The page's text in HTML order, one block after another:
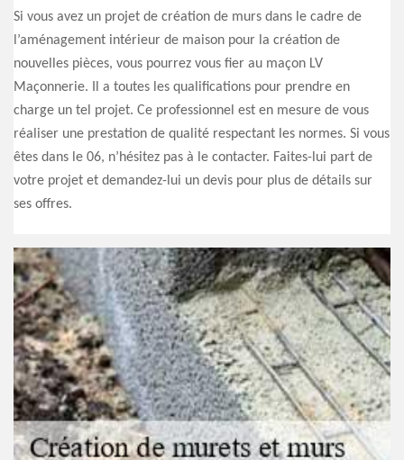
Si vous avez un projet de création de murs dans le cadre de
l’aménagement intérieur de maison pour la création de
nouvelles pièces, vous pourrez vous fier au maçon LV
Maçonnerie. Il a toutes les qualifications pour prendre en
charge un tel projet. Ce professionnel est en mesure de vous
réaliser une prestation de qualité respectant les normes. Si vous
êtes dans le 06, n’hésitez pas à le contacter. Faites-lui part de
votre projet et demandez-lui un devis pour plus de détails sur
ses offres.